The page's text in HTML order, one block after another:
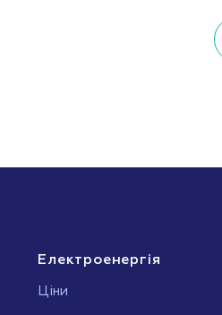
Електроенергія
Ціни